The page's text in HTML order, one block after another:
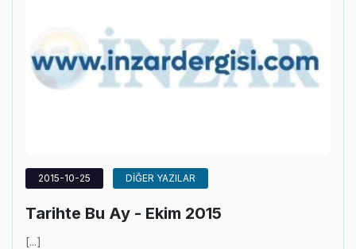
2015-10-25 DİĞER YAZILAR
Tarihte Bu Ay - Ekim 2015
[...]